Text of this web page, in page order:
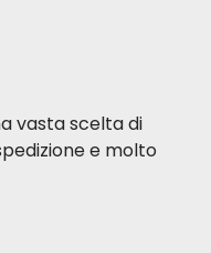
vasta scelta di
e molto